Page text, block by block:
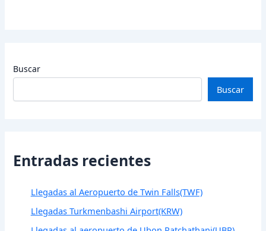
Buscar
Buscar
Entradas recientes
Llegadas al Aeropuerto de Twin Falls(TWF)
Llegadas Turkmenbashi Airport(KRW)